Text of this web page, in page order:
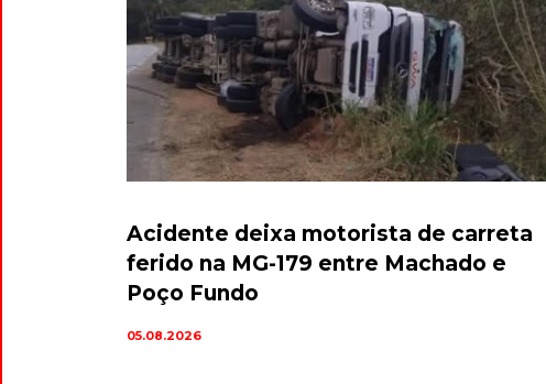
Acidente deixa motorista de carreta
ferido na MG-179 entre Machado e
Poço Fundo
05.08.2026